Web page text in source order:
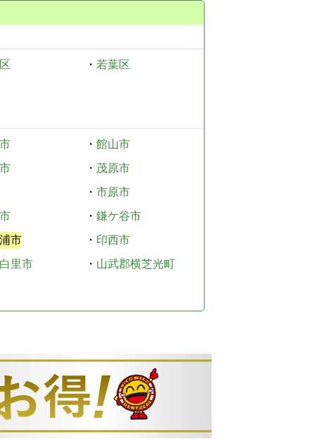
・ 若葉区
・ 館山市
・ 茂原市
・ 市原市
・ 鎌ケ谷市
市
・ 印西市
里市
・ 山武郡横芝光町